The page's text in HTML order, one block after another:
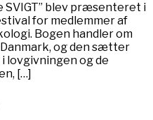
SVIGT” blev præsenteret i
for medlemmer af
Bogen handler om
og den sætter
lovgivningen og de
[…]